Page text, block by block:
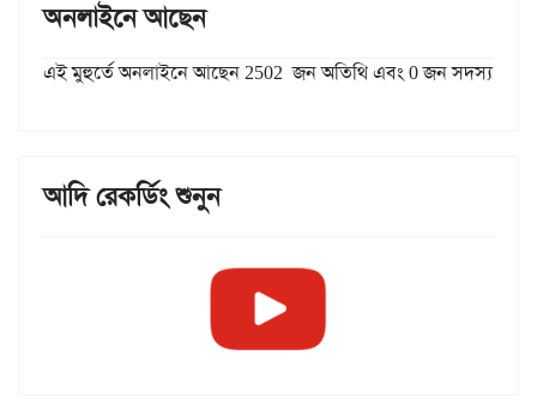
অনলাইনে আছেন
এই মুহুর্তে অনলাইনে আছেন 2502 জন অতিথি এবং 0 জন সদস্য
আদি রেকর্ডিং শুনুন